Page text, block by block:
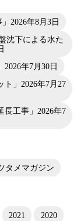
2026年8月3日
沈下による水た
2026年7月30日
」 2026年7月27
工事」 2026年7
タメマガジン
2021
2020